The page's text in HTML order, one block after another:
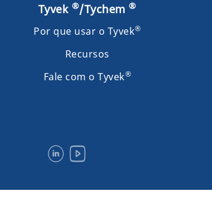
Tyvek ®/Tychem®
Por que usar o Tyvek®
Recursos
Fale com o Tyvek®